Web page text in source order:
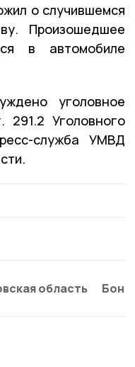
о случившемся
Произошедшее
в автомобиле
уголовное
Уголовного
служба УМВД
область